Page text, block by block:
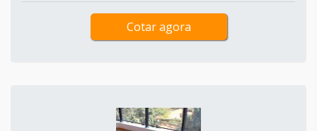
Cotar agora